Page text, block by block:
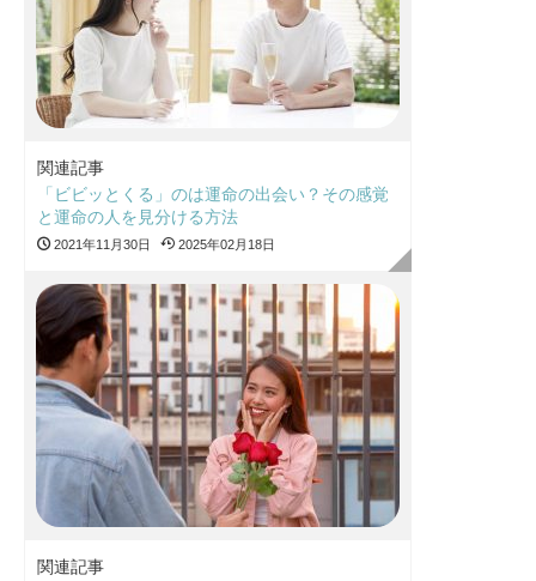
関連記事
「ビビッとくる」のは運命の出会い？その感覚
と運命の人を見分ける方法
2021年11月30日 2025年02月18日
関連記事